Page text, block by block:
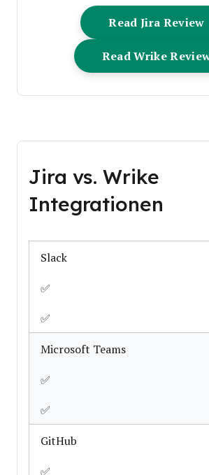
Read Jira Review
Read Wrike
Jira vs. Wrike
Integrationen
Slack
✅
✅
Microsoft Teams
✅
✅
GitHub
✅